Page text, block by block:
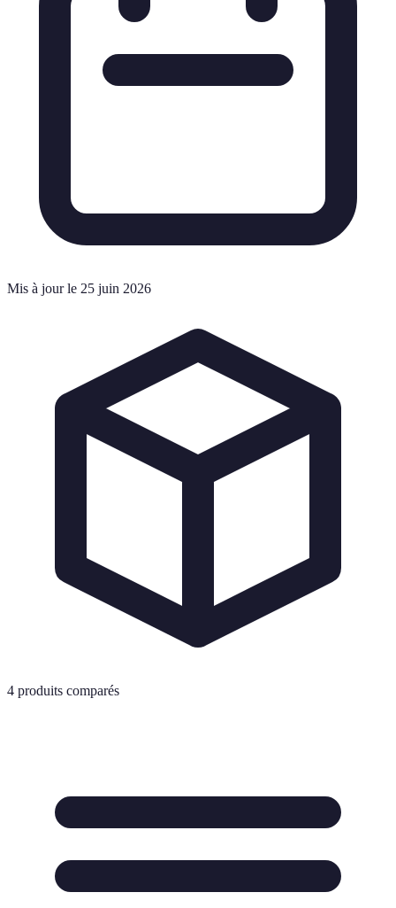
Mis à jour le 25 juin 2026
4 produits comparés